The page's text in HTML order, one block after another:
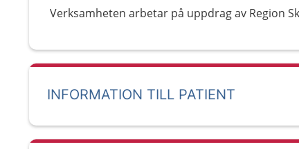
Verksamheten arbetar på uppdrag av Region
INFORMATION TILL PATIENT